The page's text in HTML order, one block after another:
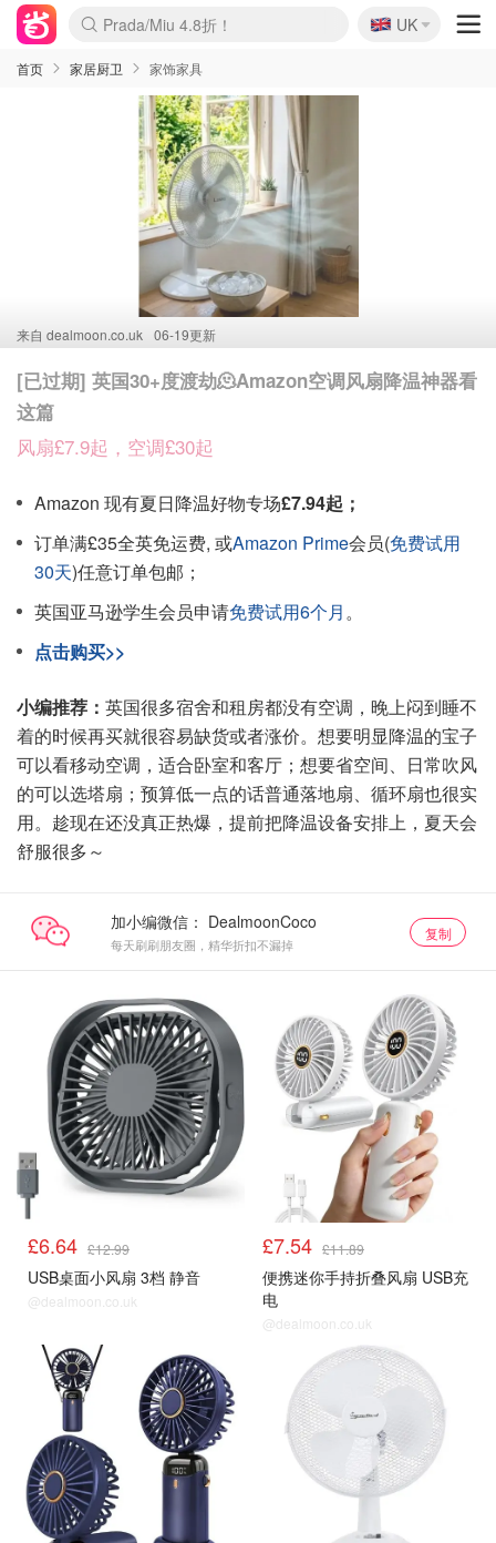
麦卢卡蜂蜜夏促！个位数！
Prada/Miu 4.8折！
啥？必胜客披萨5折！
🇬🇧
UK
首页 家居厨卫 家饰家具
来自 dealmoon.co.uk 06-19更新
[已过期] 英国30+度渡劫🫠Amazon空调风扇降温神器看
这篇
风扇£7.9起，空调£30起
Amazon 现有夏日降温好物专场£7.94起；
订单满£35全英免运费, 或Amazon Prime会员(免费试用
30天)任意订单包邮；
英国亚马逊学生会员申请免费试用6个月。
点击购买>>
小编推荐： 英国很多宿舍和租房都没有空调，晚上闷到睡不
着的时候再买就很容易缺货或者涨价。想要明显降温的宝子
可以看移动空调，适合卧室和客厅；想要省空间、日常吹风
的可以选塔扇；预算低一点的话普通落地扇、循环扇也很实
用。趁现在还没真正热爆，提前把降温设备安排上，夏天会
舒服很多～
加小编微信：
每天刷刷朋友圈，精华折扣不漏掉
复制
£6.64 £12.99
USB桌面小风扇 3档 静音
@dealmoon.co.uk
£7.54 £11.89
便携迷你手持折叠风扇 USB充
电
@dealmoon.co.uk
风扇